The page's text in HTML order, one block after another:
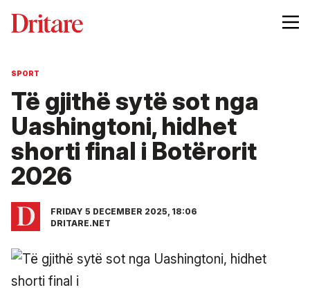
SPORT
Të gjithë sytë sot nga
Uashingtoni, hidhet
shorti final i Botërorit
2026
FRIDAY 5 DECEMBER 2025, 18:06
DRITARE.NET